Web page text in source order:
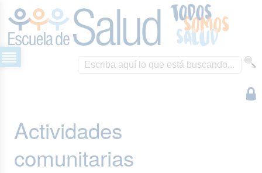
Actividades
comunitarias